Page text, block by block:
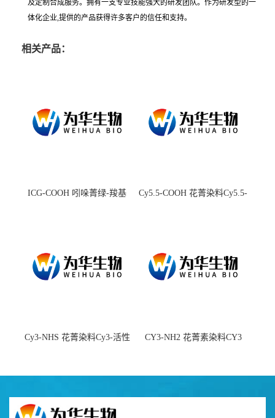
及定制合成服务。拥有一支专业技能强大的研发团队。作为研发型的一
体化企业,提供的产品获得许多客户的信任和支持。
相关产品：
ICG-COOH 吲哚菁绿-羧基
Cy5.5-COOH 花菁染料Cy5.5-
Cy3-NHS 花菁染料Cy3-活性
CY3-NH2 花菁素染料CY3